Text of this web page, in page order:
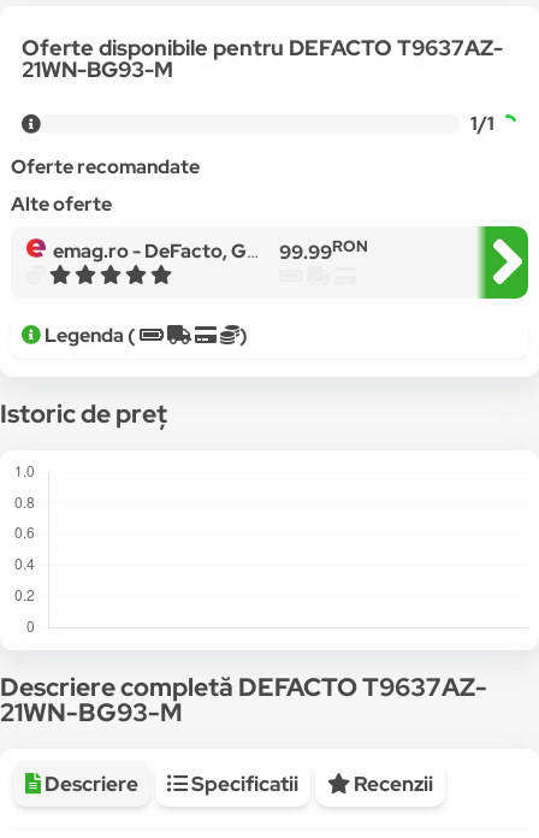
Oferte disponibile pentru DEFACTO T9637AZ-
21WN-BG93-M
1/1
Oferte recomandate
Alte oferte
emag.ro -DeFacto, Geaca de piele ecologica cu gluga, Alb fildes 99.99RON
Legenda ( )
Istoric de preț
Descriere completă DEFACTO T9637AZ-
21WN-BG93-M
Descriere Specificatii Recenzii